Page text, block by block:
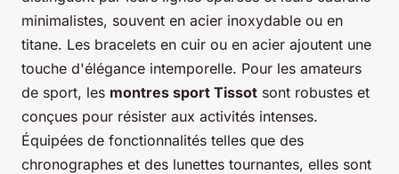
minimalistes, souvent en acier inoxydable ou en
titane. Les bracelets en cuir ou en acier ajoutent une
touche d'élégance intemporelle. Pour les amateurs
de sport, les montres sport Tissot sont robustes et
conçues pour résister aux activités intenses.
Équipées de fonctionnalités telles que des
chronographes et des lunettes tournantes, elles sont